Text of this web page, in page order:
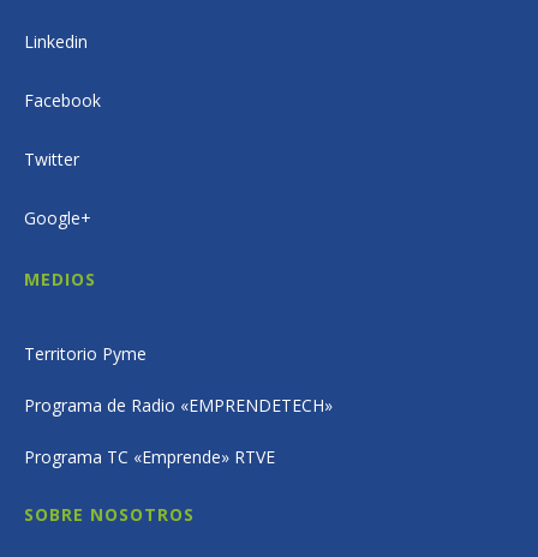
Linkedin
Facebook
Twitter
Google+
MEDIOS
Territorio Pyme
Programa de Radio «EMPRENDETECH»
Programa TC «Emprende» RTVE
SOBRE NOSOTROS